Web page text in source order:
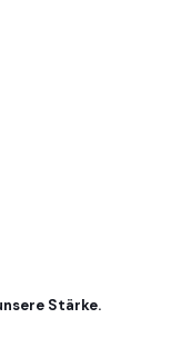
Stärke.